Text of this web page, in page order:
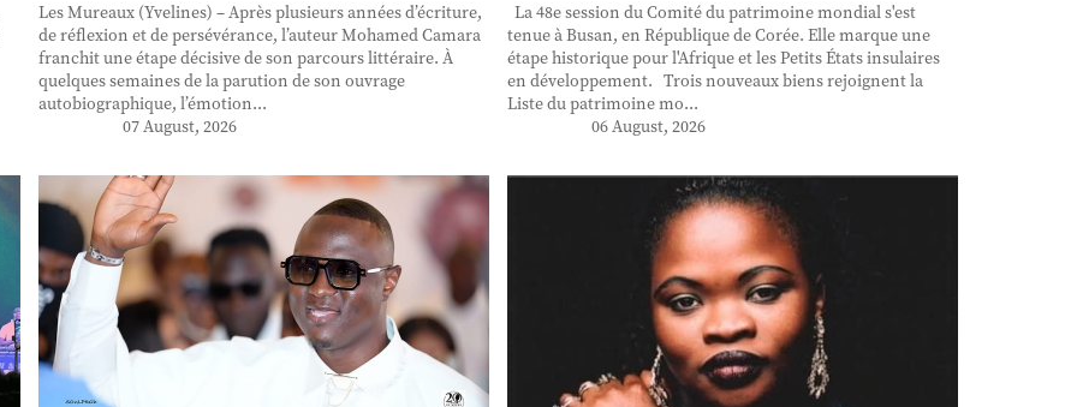
Les Mureaux (Yvelines) – Après plusieurs années d’écriture,
de réflexion et de persévérance, l’auteur Mohamed Camara
franchit une étape décisive de son parcours littéraire. À
quelques semaines de la parution de son ouvrage
autobiographique, l’émotion...
07 August, 2026
La 48e session du Comité du patrimoine mondial s'est
tenue à Busan, en République de Corée. Elle marque une
étape historique pour l'Afrique et les Petits États insulaires
en développement. Trois nouveaux biens rejoignent la
Liste du patrimoine mo...
06 August, 2026